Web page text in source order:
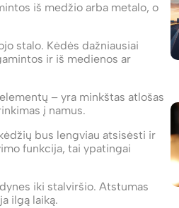
iš medžio arba metalo, o
stalo. Kėdės dažniausiai
ir iš medienos ar
– yra minkštas atlošas
į namus.
bus lengviau atsisėsti ir
funkcija, tai ypatingai
iki stalviršio. Atstumas
ilgą laiką.